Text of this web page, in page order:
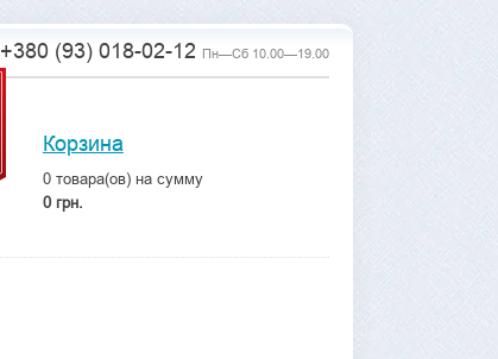
+380 (93) 018-02-12 Пн—Сб 10.00—19.00
Корзина
0товара(ов) на сумму
0 грн.